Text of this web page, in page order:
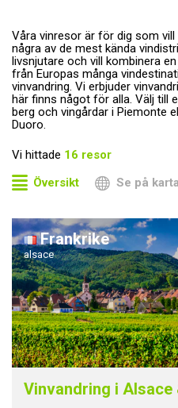
Våra vinresor är för dig som
några av de mest kända
livsnjutare och vill kombinera
från Europas många
vinvandring. Vi erbjuder
här finns något för alla. Välj till
berg och vingårdar i Piemonte
Duoro.
Vi hittade 16 resor
Översikt
Se på karta
Frankrike
alsace
Vinvandring i Alsace